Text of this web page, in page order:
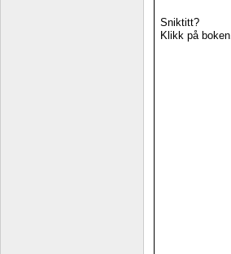
Sniktitt?
Klikk på boken.